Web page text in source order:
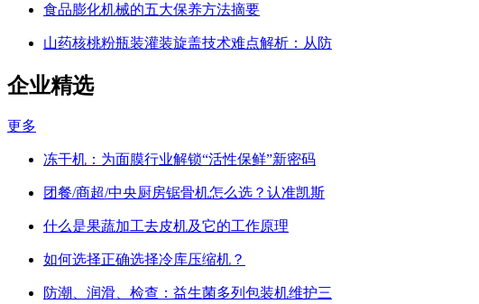
食品膨化机械的五大保养方法摘要
山药核桃粉瓶装灌装旋盖技术难点解析：从防
企业精选
更多
冻干机：为面膜行业解锁“活性保鲜”新密码
团餐/商超/中央厨房锯骨机怎么选？认准凯斯
什么是果蔬加工去皮机及它的工作原理
如何选择正确选择冷库压缩机？
防潮、润滑、检查：益生菌多列包装机维护三